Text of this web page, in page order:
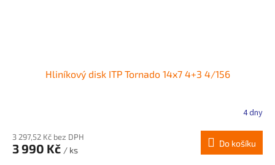
Hliníkový disk ITP Tornado 14x7 4+3 4/156
4 dny
3 297,52 Kč bez DPH
3 990 Kč / ks
Do košíku